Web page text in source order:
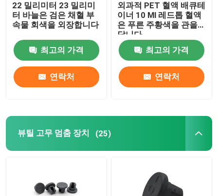
22 밀리미터 23 밀리미
터 바늘은 검은 채혈 부
속물 회색을 외장합니다
최고의 가격
연락처
외과적 PET 혈액 배큐테
이너 10 Ml 레드톱 혈액
은 푸른 주황색을 관을
답니다
최고의 가격
연락처
뷰틸 고무 멈춤 장치 (25)